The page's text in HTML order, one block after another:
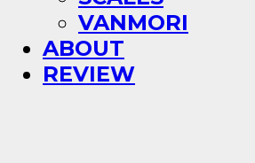
VANMORI
ABOUT
REVIEW